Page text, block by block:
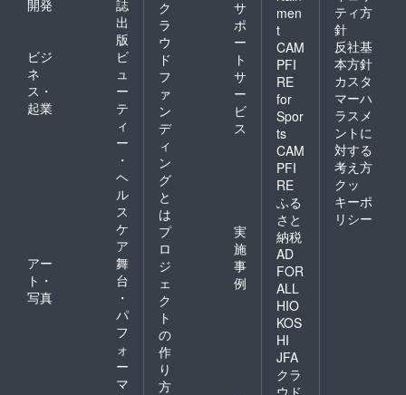
開発
誌
出
版
ビジ
ネ
ス・
起業
ビ
ュ
ー
テ
ィ
ー
・
ヘ
ル
ス
ケ
ア
アー
ト・
写真
舞
台
・
パ
フ
ォ
ー
マ
ク
ラ
ウ
ド
フ
ァ
ン
デ
ィ
ン
グ
と
は
サ
ポ
ー
ト
サ
ー
ビ
ス
プ
ロ
ジ
ェ
ク
ト
の
作
り
方
実
施
事
例
men
t
CAM
PFI
RE
for
Spor
ts
CAM
PFI
RE
ふる
さと
納税
AD
FOR
ALL
HIO
KOS
HI
JFA
クラ
ウド
ティ方
針
反社基
本方針
カスタ
マーハ
ラスメ
ントに
対する
考え方
クッ
キーポ
リシー